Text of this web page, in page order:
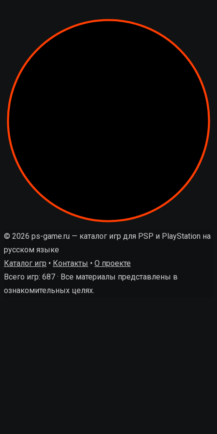
© 2026 ps-game.ru — каталог игр для PSP и PlayStation на
русском языке
Каталог игр • Контакты • О проекте
Всего игр: 687 · Все материалы представлены в
ознакомительных целях.